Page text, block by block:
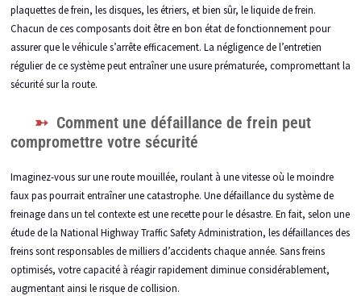
plaquettes de frein, les disques, les étriers, et bien sûr, le liquide de frein.
Chacun de ces composants doit être en bon état de fonctionnement pour
assurer que le véhicule s’arrête efficacement. La négligence de l’entretien
régulier de ce système peut entraîner une usure prématurée, compromettant la
sécurité sur la route.
Comment une défaillance de frein peut
compromettre votre sécurité
Imaginez-vous sur une route mouillée, roulant à une vitesse où le moindre
faux pas pourrait entraîner une catastrophe. Une défaillance du système de
freinage dans un tel contexte est une recette pour le désastre. En fait, selon une
étude de la National Highway Traffic Safety Administration, les défaillances des
freins sont responsables de milliers d’accidents chaque année. Sans freins
optimisés, votre capacité à réagir rapidement diminue considérablement,
augmentant ainsi le risque de collision.